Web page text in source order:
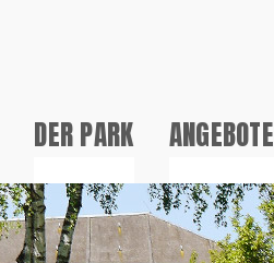
DER PARK ANGEBOTE